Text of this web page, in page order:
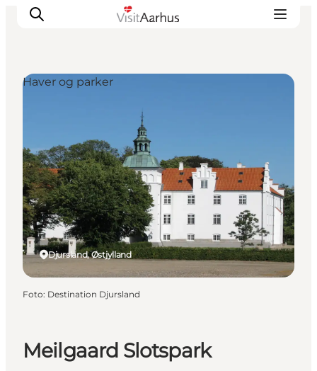
Kalender
Byer og steder
Planlæg ferien
Transport
Meilgaard Slotspark
Djursland, Østjylland
Haver og parker
Foto: Destination Djursland